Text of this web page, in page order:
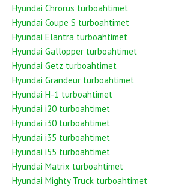
Hyundai Chrorus turboahtimet
Hyundai Coupe S turboahtimet
Hyundai Elantra turboahtimet
Hyundai Gallopper turboahtimet
Hyundai Getz turboahtimet
Hyundai Grandeur turboahtimet
Hyundai H-1 turboahtimet
Hyundai i20 turboahtimet
Hyundai i30 turboahtimet
Hyundai i35 turboahtimet
Hyundai i55 turboahtimet
Hyundai Matrix turboahtimet
Hyundai Mighty Truck turboahtimet